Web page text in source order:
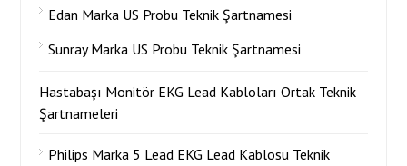
Edan Marka US Probu Teknik Şartnamesi
Sunray Marka US Probu Teknik Şartnamesi
Hastabaşı Monitör EKG Lead Kabloları Ortak Teknik
Şartnameleri
Philips Marka 5 Lead EKG Lead Kablosu Teknik